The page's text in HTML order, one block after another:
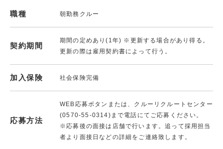
職種 朝勤務クルー
契約期間
期間の定めあり(1年) ※更新する場合があり得る。
更新の際は雇用契約書によって行う。
加入保険 社会保険完備
応募方法
WEB応募ボタンまたは、クルーリクルートセンター
(0570-55-0314)まで電話にてご応募ください。
※応募後の面接は店舗で行います。追って採用担当
者より面接日などの詳細をご連絡致します。